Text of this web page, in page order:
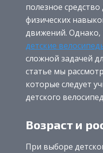
полезное средство
физических
движений.
детские
сложной задачей
статье мы
которые следует
детского
Возраст и
При выборе